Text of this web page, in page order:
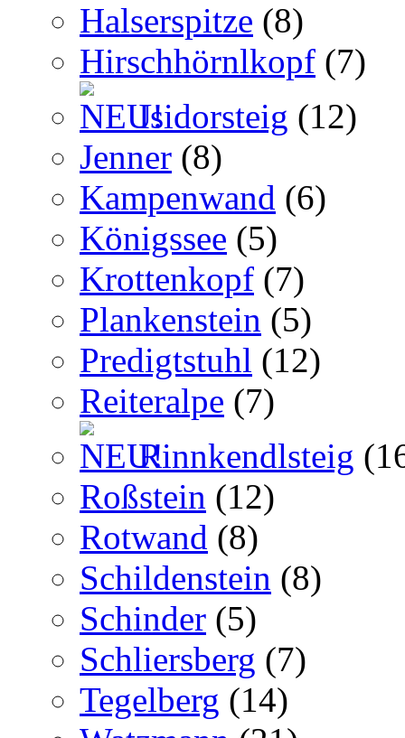
Halserspitze (8)
Hirschhörnlkopf (7)
Isidorsteig (12)
Jenner (8)
Kampenwand (6)
Königssee (5)
Krottenkopf (7)
Plankenstein (5)
Predigtstuhl (12)
Reiteralpe (7)
Rinnkendlsteig
Roßstein (12)
Rotwand (8)
Schildenstein (8)
Schinder (5)
Schliersberg (7)
Tegelberg (14)